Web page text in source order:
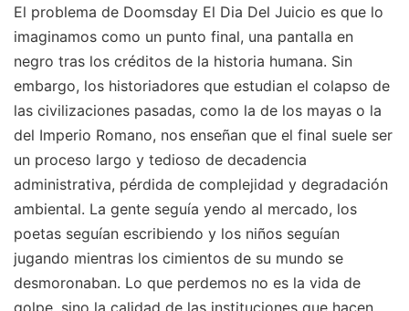
El problema de Doomsday El Dia Del Juicio es que lo
imaginamos como un punto final, una pantalla en
negro tras los créditos de la historia humana. Sin
embargo, los historiadores que estudian el colapso de
las civilizaciones pasadas, como la de los mayas o la
del Imperio Romano, nos enseñan que el final suele ser
un proceso largo y tedioso de decadencia
administrativa, pérdida de complejidad y degradación
ambiental. La gente seguía yendo al mercado, los
poetas seguían escribiendo y los niños seguían
jugando mientras los cimientos de su mundo se
desmoronaban. Lo que perdemos no es la vida de